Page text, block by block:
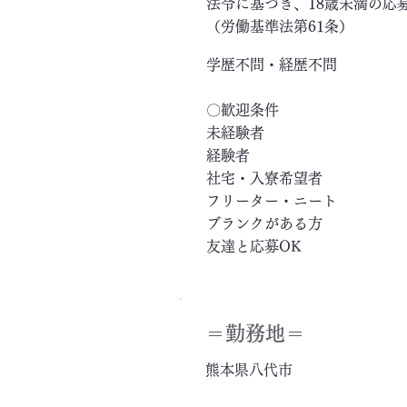
法令に基づき、18歳未満の応
（労働基準法第61条）
学歴不問・経歴不問
〇歓迎条件
未経験者
経験者
社宅・入寮希望者
フリーター・ニート
ブランクがある方
友達と応募OK
＝​勤務地＝
熊本県八代市